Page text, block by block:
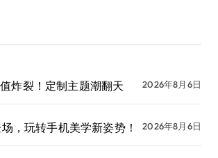
炸裂！定制主题潮翻天 2026年8月6日
，玩转手机美学新姿势！ 2026年8月6日